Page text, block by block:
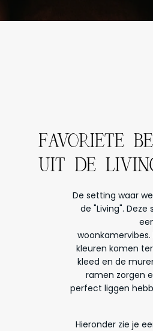
FAVORIETE
UIT DE
De setting waar
de "Living".
kleuren komen
kleed en de
ramen zorgen
perfect liggen
Hieronder zie je